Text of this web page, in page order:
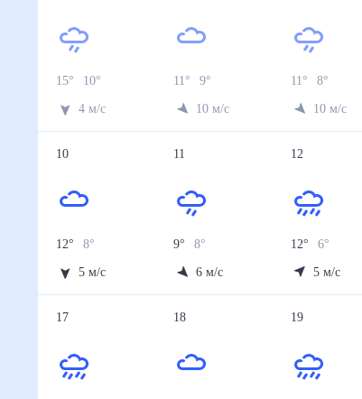
15° 10°
4 м/с
11° 9°
10 м/с
11° 8°
10 м/с
10
12° 8°
5 м/с
11
9° 8°
6 м/с
12
12° 6°
5 м/с
17 18 19